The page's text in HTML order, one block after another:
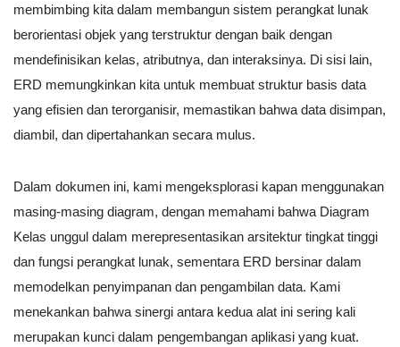
membimbing kita dalam membangun sistem perangkat lunak
berorientasi objek yang terstruktur dengan baik dengan
mendefinisikan kelas, atributnya, dan interaksinya. Di sisi lain,
ERD memungkinkan kita untuk membuat struktur basis data
yang efisien dan terorganisir, memastikan bahwa data disimpan,
diambil, dan dipertahankan secara mulus.
Dalam dokumen ini, kami mengeksplorasi kapan menggunakan
masing-masing diagram, dengan memahami bahwa Diagram
Kelas unggul dalam merepresentasikan arsitektur tingkat tinggi
dan fungsi perangkat lunak, sementara ERD bersinar dalam
memodelkan penyimpanan dan pengambilan data. Kami
menekankan bahwa sinergi antara kedua alat ini sering kali
merupakan kunci dalam pengembangan aplikasi yang kuat.